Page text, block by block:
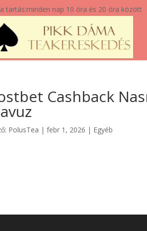
tartás:minden nap 10 óra és 20 óra között
Cashback
PolusTea |febr 1, 2026 | Egyéb